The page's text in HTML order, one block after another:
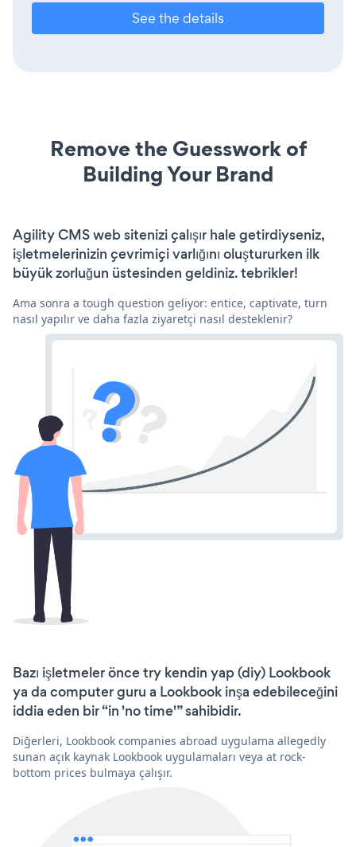
See the details
Remove the Guesswork of
Building Your Brand
Agility CMS web sitenizi çalışır hale getirdiyseniz,
işletmelerinizin çevrimiçi varlığını oluştururken ilk
büyük zorluğun üstesinden geldiniz. tebrikler!
Ama sonra a tough question geliyor: entice, captivate, turn
nasıl yapılır ve daha fazla ziyaretçi nasıl desteklenir?
Bazı işletmeler önce try kendin yap (diy) Lookbook
ya da computer guru a Lookbook inşa edebileceğini
iddia eden bir “in 'no time'” sahibidir.
Diğerleri, Lookbook companies abroad uygulama allegedly
sunan açık kaynak Lookbook uygulamaları veya at rock-
bottom prices bulmaya çalışır.